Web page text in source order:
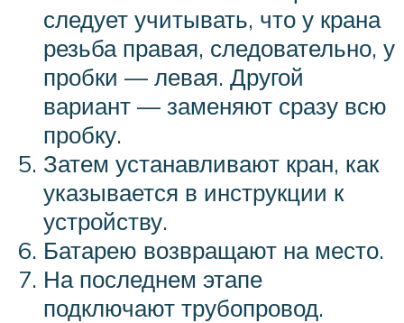
следует учитывать, что у крана
резьба правая, следовательно, у
пробки — левая. Другой
вариант — заменяют сразу всю
пробку.
Затем устанавливают кран, как
указывается в инструкции к
устройству.
Батарею возвращают на место.
На последнем этапе
подключают трубопровод.